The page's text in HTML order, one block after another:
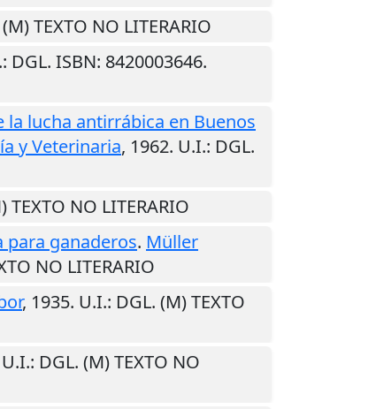
TEXTO NO LITERARIO
: DGL. ISBN: 8420003646.
la lucha antirrábica en Buenos
y Veterinaria, 1962. U.I.: DGL.
TEXTO NO LITERARIO
para ganaderos. Müller
NO LITERARIO
, 1935. U.I.: DGL. (M) TEXTO
U.I.: DGL. (M) TEXTO NO